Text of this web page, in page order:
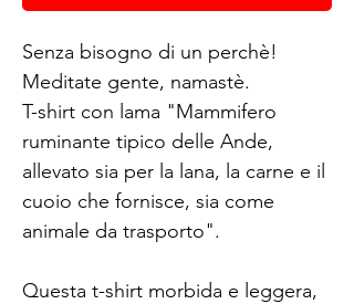
Senza bisogno di un perchè!
Meditate gente, namastè.
T-shirt con lama "Mammifero
ruminante tipico delle Ande,
allevato sia per la lana, la carne e il
cuoio che fornisce, sia come
animale da trasporto".
Questa t-shirt morbida e leggera,